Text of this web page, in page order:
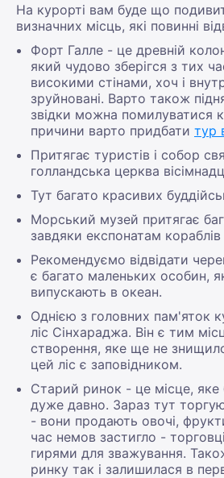
На курорті вам буде що
визначних місць, які повинні
Форт Галле - це древній
який чудово зберігся з тих
високими стінами, хоч і
зруйновані. Варто також
звідки можна помилуватися
причини варто придбати тур
Притягає туристів і собор
голландська церква
Тут багато красивих
Морський музей притягає
завдяки експонатам кораблів
Рекомендуємо відвідати
є багато маленьких особин,
випускають в океан.
Однією з головних пам'яток
ліс Сінхараджа. Він є тим
створення, яке ще не
цей ліс є заповідником.
Старий ринок - це місце, яке
дуже давно. Зараз тут
- вони продають овочі,
час немов застигло -
гирями для зважування.
ринку так і залишилася в